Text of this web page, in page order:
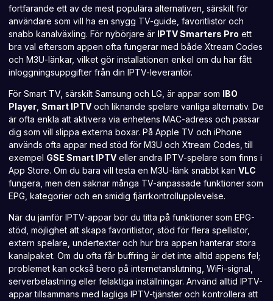
fortfarande ett av de mest populära alternativen, särskilt för
användare som vill ha en snygg TV-guide, favoritlistor och
snabb kanalväxling. För nybörjare är IPTV Smarters Pro ett
bra val eftersom appen ofta fungerar med både Xtream Codes
och M3U-länkar, vilket gör installationen enkel om du har fått
inloggningsuppgifter från din IPTV-leverantör.
För Smart TV, särskilt Samsung och LG, är appar som IBO
Player Smart IPTV och liknande spelare vanliga alternativ. De
är ofta enkla att aktivera via enhetens MAC-adress och passar
dig som vill slippa externa boxar. På Apple TV och iPhone
används ofta appar med stöd för M3U och Xtream Codes , till
exempel GSE Smart IPTV eller andra IPTV-spelare som finns i
App Store. Om du bara vill testa en M3U-länk snabbt kan VLC
fungera, men den saknar många TV-anpassade funktioner som
EPG, kategorier och en smidig fjärrkontrollupplevelse.
När du jämför IPTV-appar bör du titta på funktioner som EPG-
stöd, möjlighet att skapa favoritlistor, stöd för flera spellistor,
extern spelare, undertexter och hur bra appen hanterar stora
kanalpaket. Om du ofta får buffring är det inte alltid appens fel;
problemet kan också bero på internetanslutning, WiFi-signal,
serverbelastning eller felaktiga inställningar. Använd alltid IPTV-
appar tillsammans med lagliga IPTV-tjänster och kontrollera att